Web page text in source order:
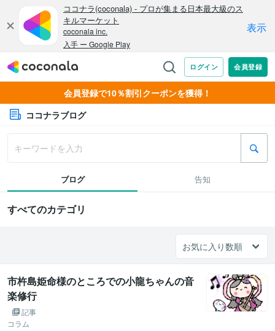
会員登録で10％割引クーポンを獲得！
ココナラブログ
ブログ 告知
すべてのカテゴリ
市杵島姫命様のところでの小龍ちゃんの音
楽修行
記事
コラム